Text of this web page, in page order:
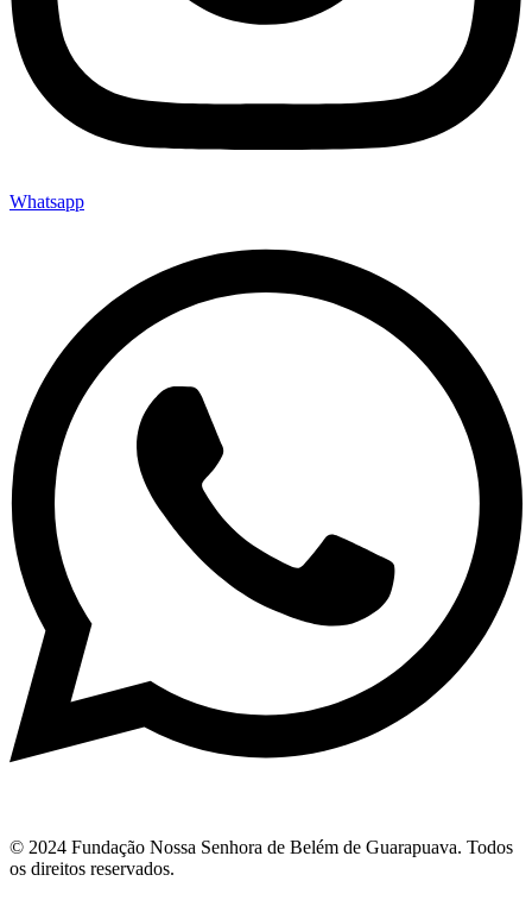
Whatsapp
© 2024 Fundação Nossa Senhora de Belém de Guarapuava. Todos
os direitos reservados.